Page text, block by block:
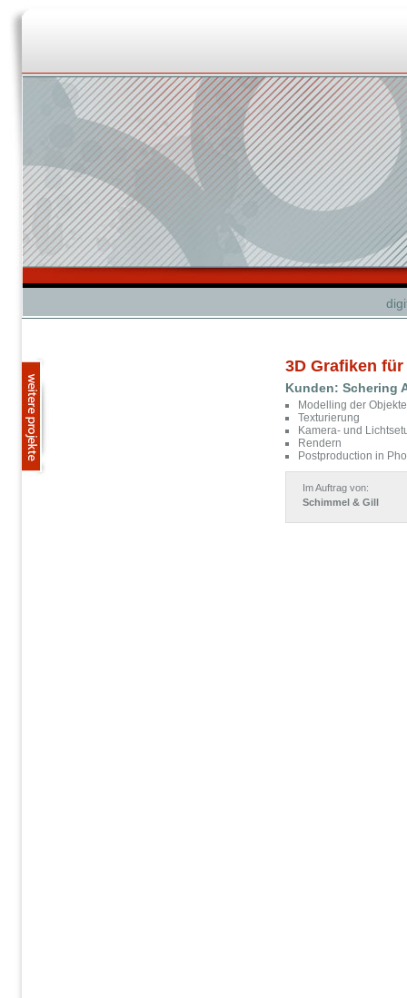
3D Grafiken
Kunden: Schering
Modelling der Objekte
Texturierung
Kamera- und
Rendern
Postproduction in
Im Auftrag von:
Schimmel & Gill